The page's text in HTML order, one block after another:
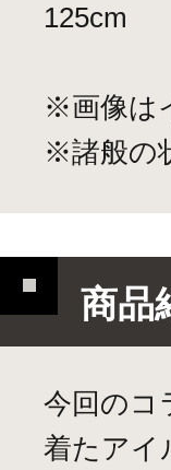
125cm
※画像は
※諸般の
商品
今回のコ
着たアイ